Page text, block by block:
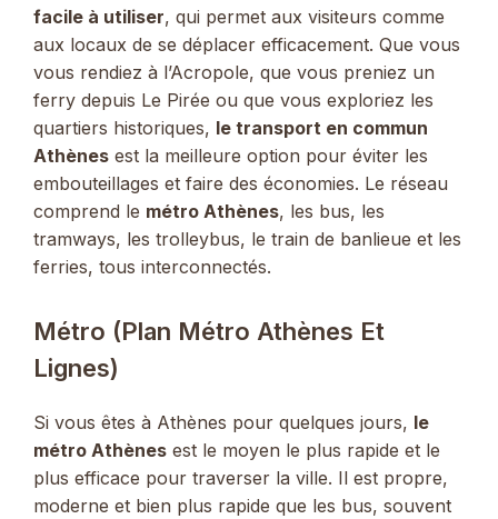
facile à utiliser, qui permet aux visiteurs comme
aux locaux de se déplacer efficacement. Que vous
vous rendiez à l’Acropole, que vous preniez un
ferry depuis Le Pirée ou que vous exploriez les
quartiers historiques, le transport en commun
Athènes est la meilleure option pour éviter les
embouteillages et faire des économies. Le réseau
comprend le métro Athènes, les bus, les
tramways, les trolleybus, le train de banlieue et les
ferries, tous interconnectés.
Métro (Plan Métro Athènes Et
Lignes)
Si vous êtes à Athènes pour quelques jours, le
métro Athènes est le moyen le plus rapide et le
plus efficace pour traverser la ville. Il est propre,
moderne et bien plus rapide que les bus, souvent